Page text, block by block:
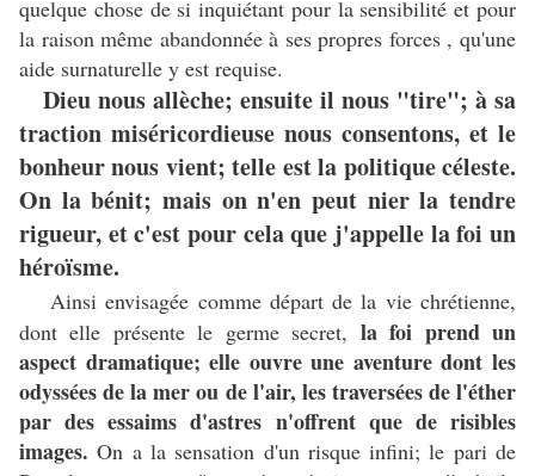
quelque chose de si inquiétant pour la sensibilité et pour
la raison même abandonnée à ses propres forces , qu'une
aide surnaturelle y est requise.
Dieu nous allèche; ensuite il nous "tire"; à sa
traction miséricordieuse nous consentons, et le
bonheur nous vient; telle est la politique céleste.
On la bénit; mais on n'en peut nier la tendre
rigueur, et c'est pour cela que j'appelle la foi un
héroïsme.
Ainsi envisagée comme départ de la vie chrétienne,
dont elle présente le germe secret, la foi prend un
aspect dramatique; elle ouvre une aventure dont les
odyssées de la mer ou de l'air, les traversées de l'éther
par des essaims d'astres n'offrent que de risibles
images. On a la sensation d'un risque infini; le pari de